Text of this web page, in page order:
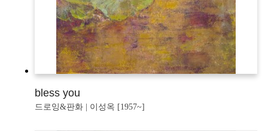
bless you
드로잉&판화 | 이성옥 [1957~]